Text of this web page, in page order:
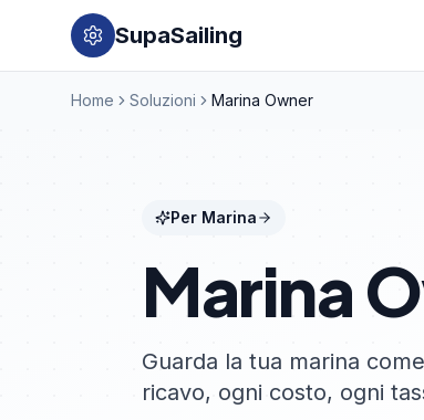
SupaSailing
Home Soluzioni Marina Owner
Per Marina
Marina
Guarda la tua marina
ricavo, ogni costo, ogni